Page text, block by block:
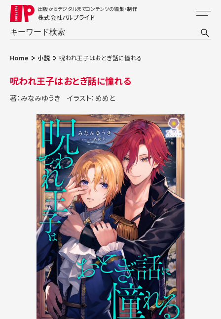
出版からデジタルまでコンテンツの編集・制作
株式会社パルプライド
Home 小説 呪われ王子はおとぎ話に憧れる
呪われ王子はおとぎ話に憧れる
著：みなみゆうき イラスト：めめと